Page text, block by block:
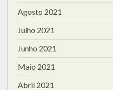
Agosto 2021
Julho 2021
Junho 2021
Maio 2021
Abril 2021